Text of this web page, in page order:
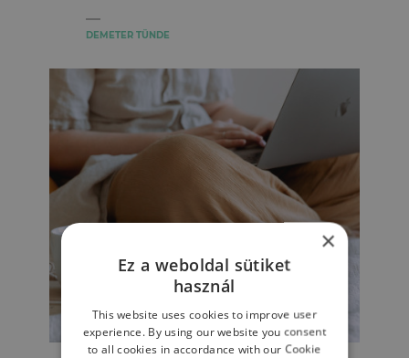
DEMETER TÜNDE
MUNKAPSZICHOLÓGIA
×
Ez a weboldal sütiket
használ
This website uses cookies to improve user
experience. By using our website you consent
to all cookies in accordance with our Cookie